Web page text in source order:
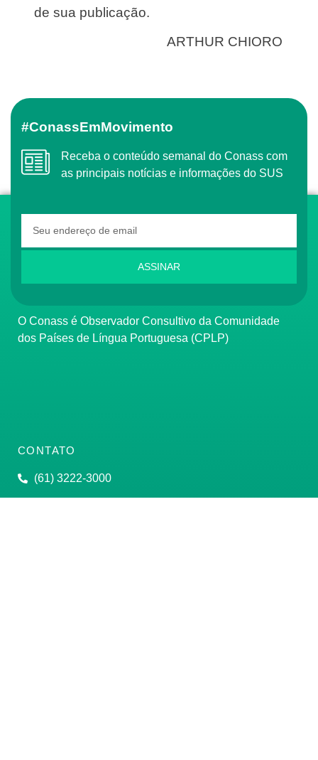
de sua publicação.
ARTHUR CHIORO
#ConassEmMovimento
Receba o conteúdo semanal do Conass com
as principais notícias e informações do SUS
ASSINAR
O Conass é Observador Consultivo da Comunidade
dos Países de Língua Portuguesa (CPLP)
CONTATO
(61) 3222-3000